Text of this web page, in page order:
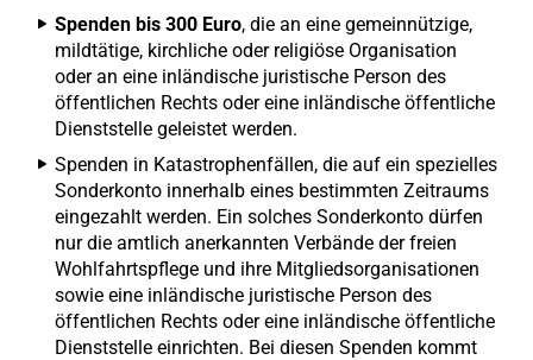
Spenden bis 300 Euro, die an eine gemeinnützige,
mildtätige, kirchliche oder religiöse Organisation
oder an eine inländische juristische Person des
öffentlichen Rechts oder eine inländische öffentliche
Dienststelle geleistet werden.
Spenden in Katastrophenfällen, die auf ein spezielles
Sonderkonto innerhalb eines bestimmten Zeitraums
eingezahlt werden. Ein solches Sonderkonto dürfen
nur die amtlich anerkannten Verbände der freien
Wohlfahrtspflege und ihre Mitgliedsorganisationen
sowie eine inländische juristische Person des
öffentlichen Rechts oder eine inländische öffentliche
Dienststelle einrichten. Bei diesen Spenden kommt